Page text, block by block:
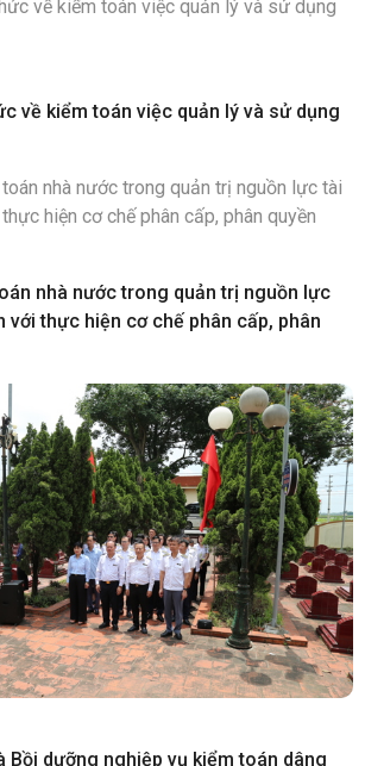
về kiểm toán việc quản lý và sử dụng
nhà nước trong quản trị nguồn lực
với thực hiện cơ chế phân cấp, phân
Bồi dưỡng nghiệp vụ kiểm toán dâng